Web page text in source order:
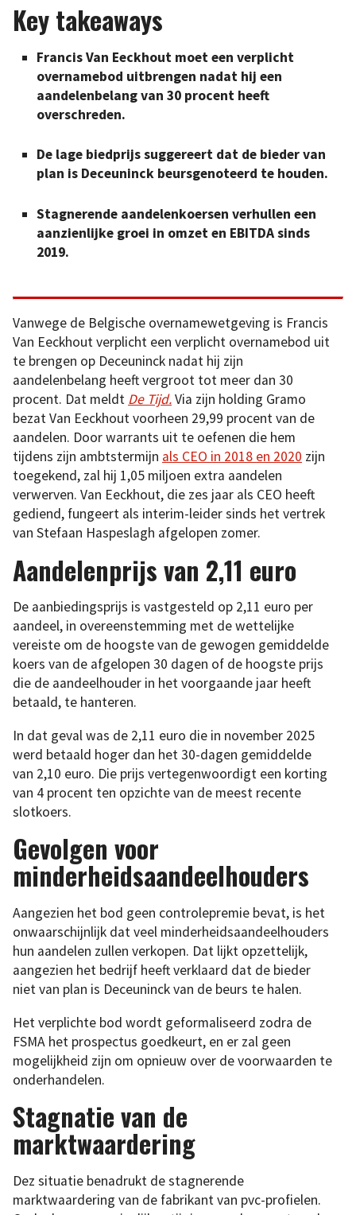
Key takeaways
Francis Van Eeckhout moet een verplicht
overnamebod uitbrengen nadat hij een
aandelenbelang van 30 procent heeft
overschreden.
De lage biedprijs suggereert dat de bieder van
plan is Deceuninck beursgenoteerd te houden.
Stagnerende aandelenkoersen verhullen een
aanzienlijke groei in omzet en EBITDA sinds
2019.
Vanwege de Belgische overnamewetgeving is Francis
Van Eeckhout verplicht een verplicht overnamebod uit
te brengen op Deceuninck nadat hij zijn
aandelenbelang heeft vergroot tot meer dan 30
procent. Dat meldt DeTijd.Via zijn holding Gramo
bezat Van Eeckhout voorheen 29,99 procent van de
aandelen. Door warrants uit te oefenen die hem
tijdens zijn ambtstermijn als CEO in 2018 en 2020 zijn
toegekend, zal hij 1,05 miljoen extra aandelen
verwerven. Van Eeckhout, die zes jaar als CEO heeft
gediend, fungeert als interim-leider sinds het vertrek
van Stefaan Haspeslagh afgelopen zomer.
Aandelenprijs van 2,11 euro
De aanbiedingsprijs is vastgesteld op 2,11 euro per
aandeel, in overeenstemming met de wettelijke
vereiste om de hoogste van de gewogen gemiddelde
koers van de afgelopen 30 dagen of de hoogste prijs
die de aandeelhouder in het voorgaande jaar heeft
betaald, te hanteren.
In dat geval was de 2,11 euro die in november 2025
werd betaald hoger dan het 30-dagen gemiddelde
van 2,10 euro. Die prijs vertegenwoordigt een korting
van 4 procent ten opzichte van de meest recente
slotkoers.
Gevolgen voor
minderheidsaandeelhouders
Aangezien het bod geen controlepremie bevat, is het
onwaarschijnlijk dat veel minderheidsaandeelhouders
hun aandelen zullen verkopen. Dat lijkt opzettelijk,
aangezien het bedrijf heeft verklaard dat de bieder
niet van plan is Deceuninck van de beurs te halen.
Het verplichte bod wordt geformaliseerd zodra de
FSMA het prospectus goedkeurt, en er zal geen
mogelijkheid zijn om opnieuw over de voorwaarden te
onderhandelen.
Stagnatie van de
marktwaardering
Dez situatie benadrukt de stagnerende
marktwaardering van de fabrikant van pvc-profielen.